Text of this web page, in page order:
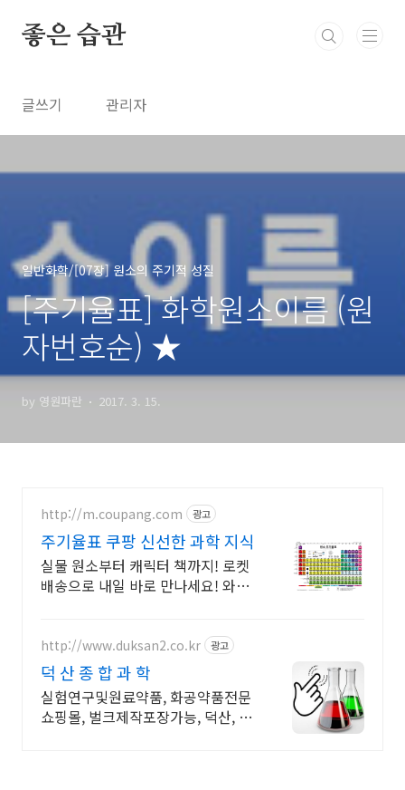
좋은 습관
글쓰기 관리자
일반화학/[07장] 원소의 주기적 성질
[주기율표] 화학원소이름 (원
자번호순) ★
by 영원파란 2017. 3. 15.
http://m.coupang.com 광고
주기율표 쿠팡 신선한 과학 지식
실물 원소부터 캐릭터 책까지! 로켓
배송으로 내일 바로 만나세요! 와우
http://www.duksan2.co.kr 광고
덕 산 종 합 과 학
실험연구및원료약품, 화공약품전문
쇼핑몰, 벌크제작포장가능, 덕산, 대